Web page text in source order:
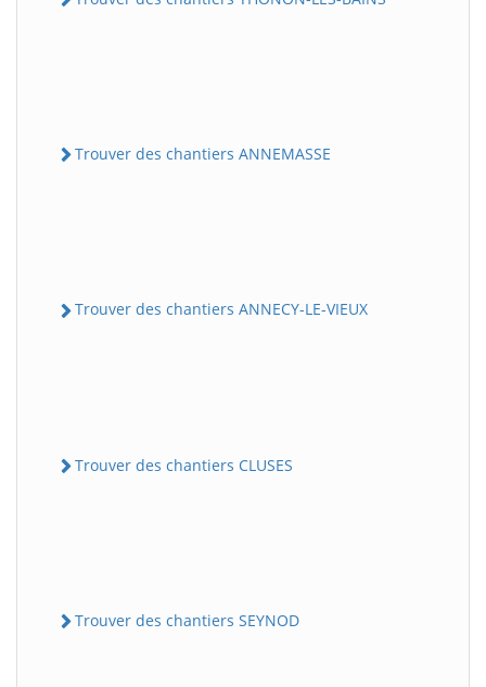
Trouver des chantiers ANNEMASSE
Trouver des chantiers ANNECY-LE-VIEUX
Trouver des chantiers CLUSES
Trouver des chantiers SEYNOD